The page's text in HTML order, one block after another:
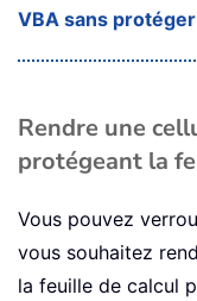
VBA sans
Rendre une
protégeant la
Vous pouvez
vous souhaitez
la feuille de calcul